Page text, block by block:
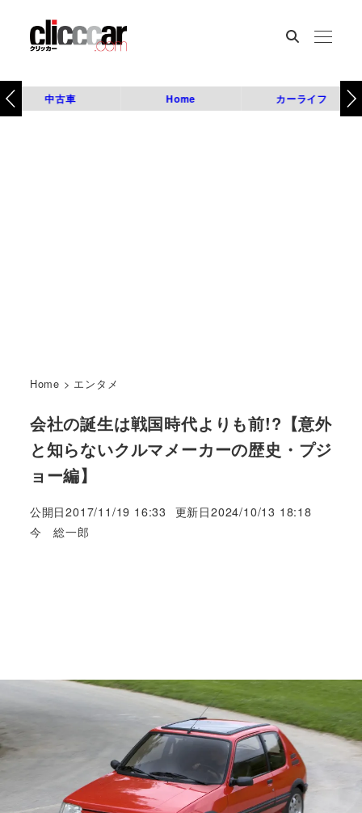
中古車 Home カーライフ
Home > エンタメ
会社の誕生は戦国時代よりも前!?【意外
と知らないクルマメーカーの歴史・プジ
ョー編】
公開日2017/11/19 16:33 更新日2024/10/13 18:18
著
今 総一郎